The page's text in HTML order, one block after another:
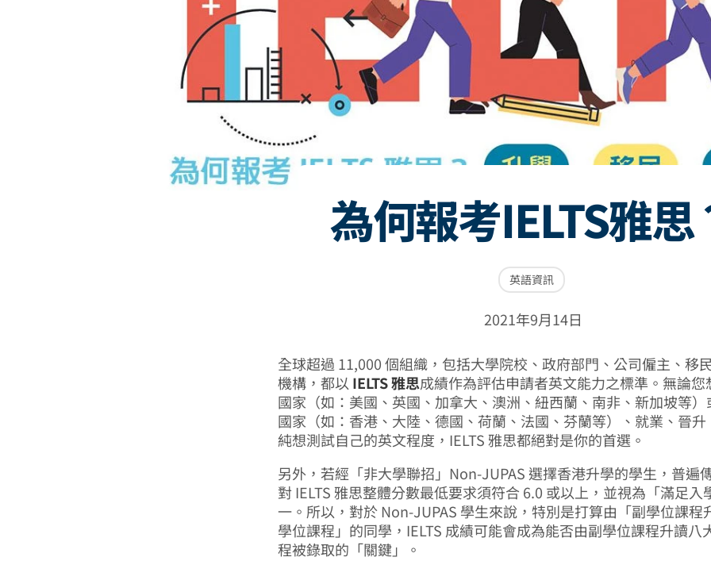
為何報考IELTS雅思
英語資訊
2021年9月14日
全球超過 11,000 個組織，包括大學院校、政府部門、公司僱主、移
機構，都以 IELTS 雅思成績作為評估申請者英文能力之標準。無論您
國家（如：美國、英國、加拿大、澳洲、紐西蘭、南非、新加坡等
國家（如：香港、大陸、德國、荷蘭、法國、芬蘭等）、就業、晉
純想測試自己的英文程度，IELTS 雅思都絕對是你的首選。
另外，若經「非大學聯招」Non-JUPAS 選擇香港升學的學生，普遍
對 IELTS 雅思整體分數最低要求須符合 6.0 或以上，並視為「滿足入
一。所以，對於 Non-JUPAS 學生來說，特別是打算由「副學位課程
學位課程」的同學，IELTS 成績可能會成為能否由副學位課程升讀八
程被錄取的「關鍵」。